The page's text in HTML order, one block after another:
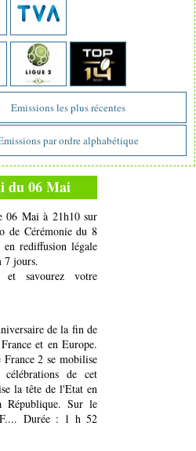
Emissions les plus récentes
par ordre alphabétique
du 06 Mai
06 Mai à 21h10 sur
de Cérémonie du 8
rediffusion légale
7 jours.
et savourez votre
de la fin de
et en Europe.
2 se mobilise
de cet
la tête de l'Etat en
République. Sur le
Durée : 1 h 52